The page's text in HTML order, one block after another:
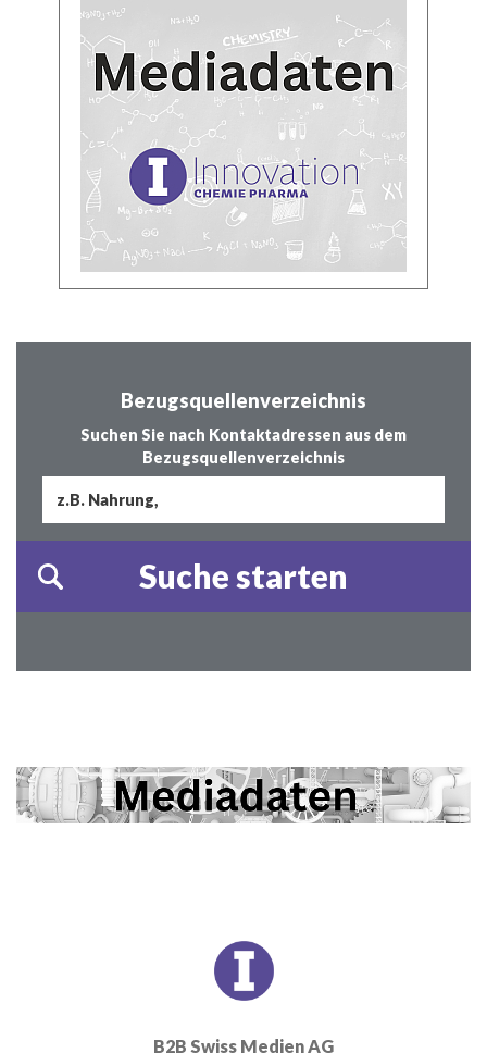
Bezugsquellenverzeichnis
Suchen Sie nach Kontaktadressen aus dem
Bezugsquellenverzeichnis
B2B Swiss Medien AG